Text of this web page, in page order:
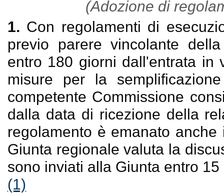
(Adozione di
1. Con regolamenti di
previo parere vincolante
entro 180 giorni dall'entrata in
misure per la
competente Commissione
dalla data di ricezione della
regolamento è emanato
Giunta regionale valuta la
sono inviati alla Giunta entro
(1)